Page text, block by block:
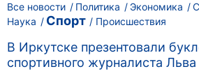
Все новости Политика Экономика
Наука
Спорт Происшествия
В Иркутске презентовали
спортивного журналиста